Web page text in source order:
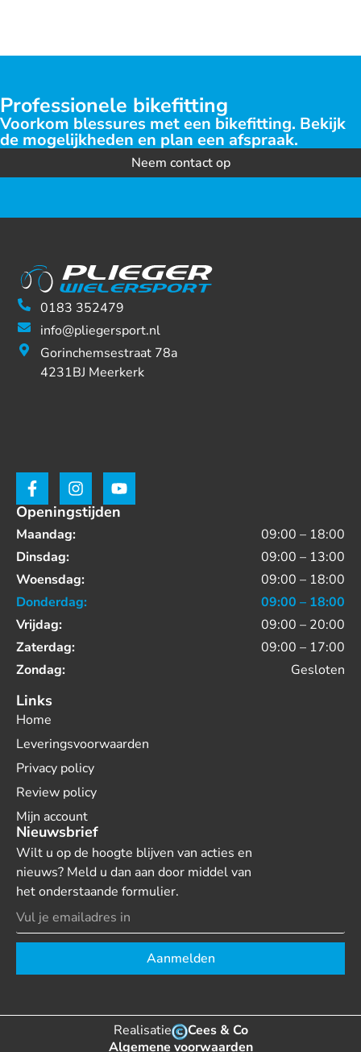
Professionele bikefitting
Voorkom blessures met een bikefitting. Bekijk
de mogelijkheden en plan een afspraak.
Neem contact op
0183 352479
info@pliegersport.nl
Gorinchemsestraat 78a
4231BJ Meerkerk
Openingstijden
Maandag:
09:00 – 18:00
Dinsdag:
09:00 – 13:00
Woensdag:
09:00 – 18:00
Donderdag:
09:00 – 18:00
Vrijdag:
09:00 – 20:00
Zaterdag:
09:00 – 17:00
Zondag:
Gesloten
Links
Home
Leveringsvoorwaarden
Privacy policy
Review policy
Mijn account
Nieuwsbrief
Wilt u op de hoogte blijven van acties en
nieuws? Meld u dan aan door middel van
het onderstaande formulier.
Aanmelden
Realisatie
Cees & Co
Algemene voorwaarden